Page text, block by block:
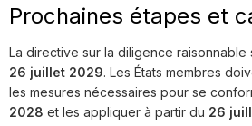
Prochaines étapes et
La directive sur la diligence
26 juillet 2029. Les États membres
les mesures nécessaires pour se
2028 et les appliquer à partir du 26